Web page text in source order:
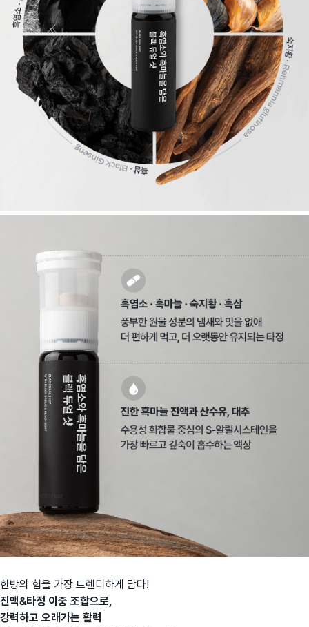
한방의 힘을 가장 트렌디하게 담다!
진액&타정 이중 조합으로,
강력하고 오래가는 활력